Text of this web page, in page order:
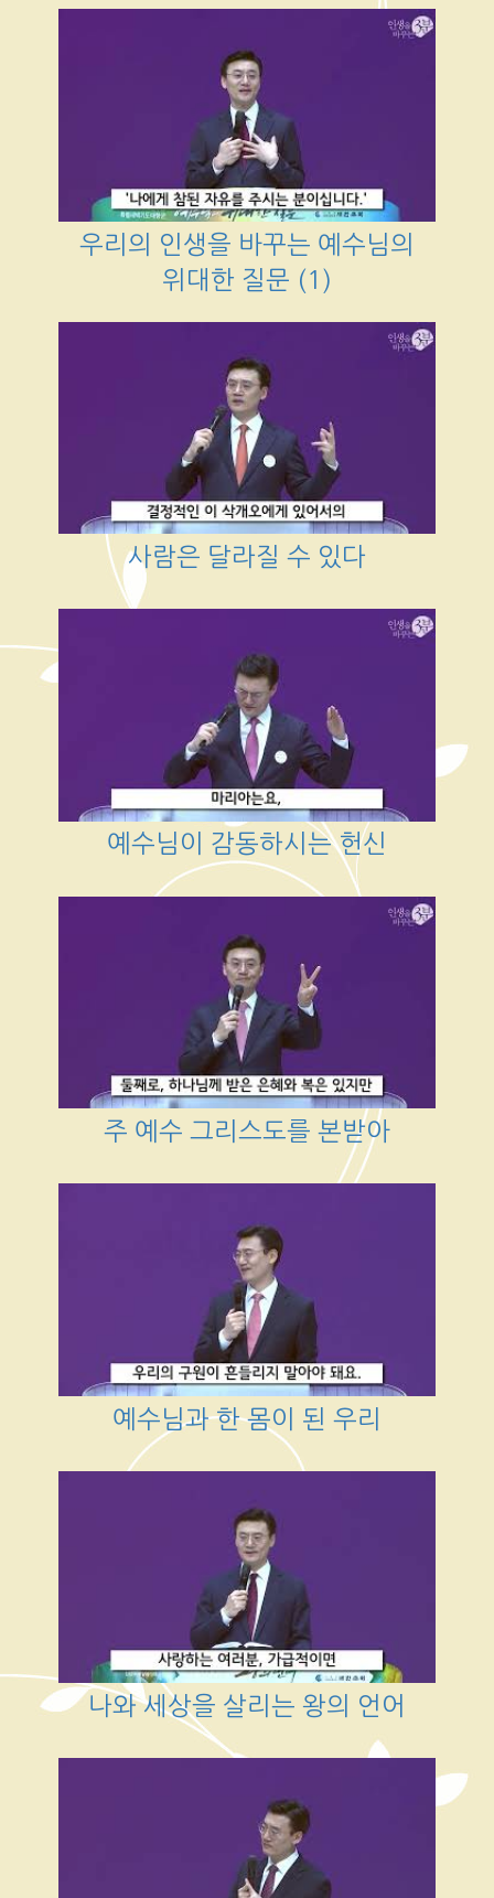
우리의 인생을 바꾸는 예수님의
위대한 질문 (1)
사람은 달라질 수 있다
예수님이 감동하시는 헌신
주 예수 그리스도를 본받아
예수님과 한 몸이 된 우리
나와 세상을 살리는 왕의 언어